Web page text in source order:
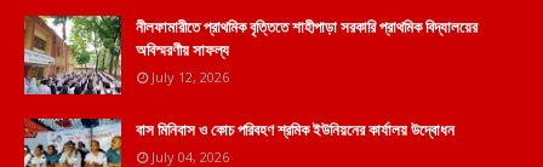
নীলফামারীতে প্রাথমিক বৃত্তিতে শাহীপাড়া সরকারি প্রাথমিক বিদ্যালয়ের
অবিস্মরণীয় সাফল্য
July 12, 2026
বাস মিনিবাস ও কোচ পরিবহণ শ্রমিক ইউনিয়নের কার্যালয় উদ্বোধন
July 04, 2026